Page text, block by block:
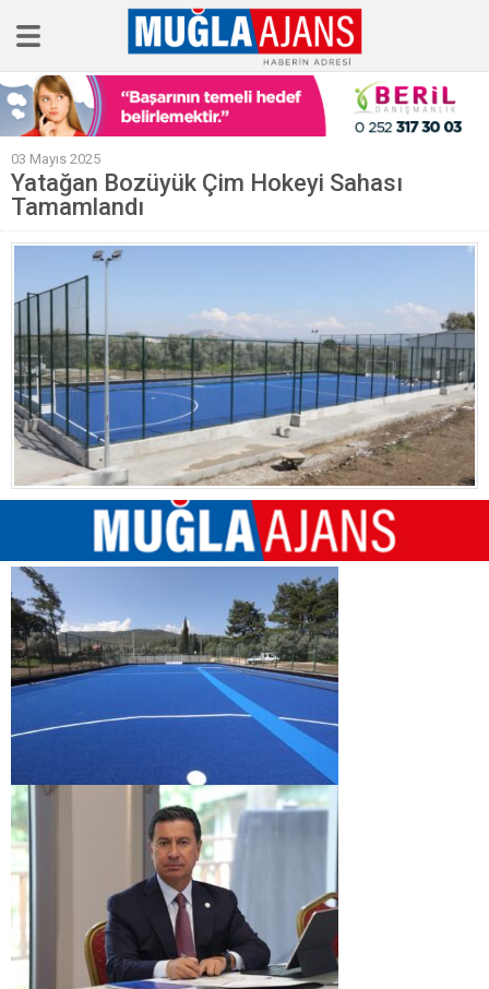
Ana Sayfa
Tüm Haberler
Köşe Yazıları
Sağlık
Magazin
Künye
03 Mayıs 2025
Yatağan Bozüyük Çim Hokeyi Sahası
Tamamlandı